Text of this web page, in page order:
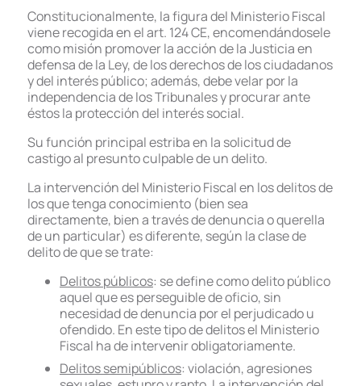
Constitucionalmente, la figura del Ministerio Fiscal
viene recogida en el art. 124 CE, encomendándosele
como misión promover la acción de la Justicia en
defensa de la Ley, de los derechos de los ciudadanos
y del interés público; además, debe velar por la
independencia de los Tribunales y procurar ante
éstos la protección del interés social.
Su función principal estriba en la solicitud de
castigo al presunto culpable de un delito.
La intervención del Ministerio Fiscal en los delitos de
los que tenga conocimiento (bien sea
directamente, bien a través de denuncia o querella
de un particular) es diferente, según la clase de
delito de que se trate:
Delitos públicos: se define como delito público
aquel que es perseguible de oficio, sin
necesidad de denuncia por el perjudicado u
ofendido. En este tipo de delitos el Ministerio
Fiscal ha de intervenir obligatoriamente.
Delitos semipúblicos: violación, agresiones